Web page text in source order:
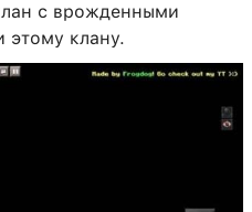
с врожденными
этому клану.